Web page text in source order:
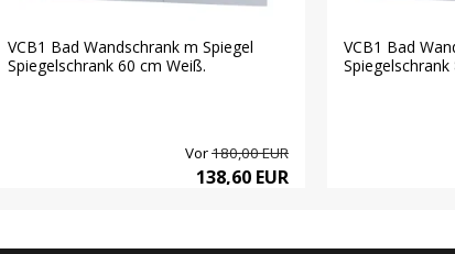
VCB1 Bad Wandschrank m Spiegel
Spiegelschrank 60 cm Weiß.
Vor180,00 EUR
138,60 EUR
VCB1 Bad